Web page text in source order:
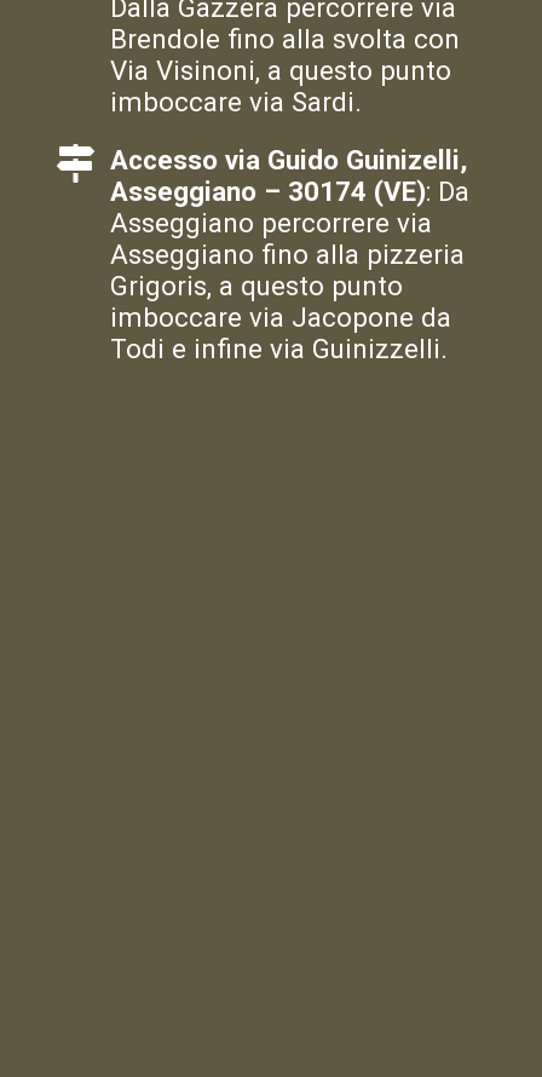
Dalla Gazzera percorrere via
Brendole fino alla svolta con
Via Visinoni, a questo punto
imboccare via Sardi.
Accesso via Guido Guinizelli,
Asseggiano – 30174 (VE): Da
Asseggiano percorrere via
Asseggiano fino alla pizzeria
Grigoris, a questo punto
imboccare via Jacopone da
Todi e infine via Guinizzelli.